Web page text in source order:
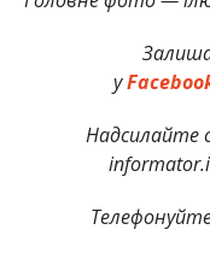
у
Надсилайте